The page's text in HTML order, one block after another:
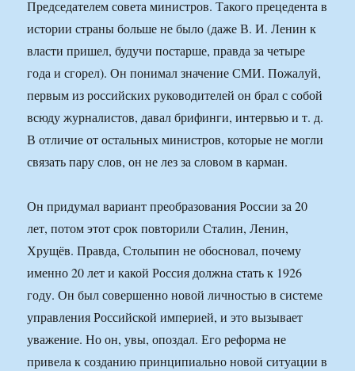
Председателем совета министров. Такого прецедента в
истории страны больше не было (даже В. И. Ленин к
власти пришел, будучи постарше, правда за четыре
года и сгорел). Он понимал значение СМИ. Пожалуй,
первым из российских руководителей он брал с собой
всюду журналистов, давал брифинги, интервью и т. д.
В отличие от остальных министров, которые не могли
связать пару слов, он не лез за словом в карман.
Он придумал вариант преобразования России за 20
лет, потом этот срок повторили Сталин, Ленин,
Хрущёв. Правда, Столыпин не обосновал, почему
именно 20 лет и какой Россия должна стать к 1926
году. Он был совершенно новой личностью в системе
управления Российской империей, и это вызывает
уважение. Но он, увы, опоздал. Его реформа не
привела к созданию принципиально новой ситуации в